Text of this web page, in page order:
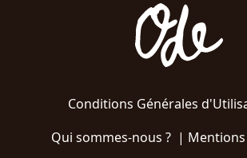
Conditions Générales
Qui sommes-nous ?|